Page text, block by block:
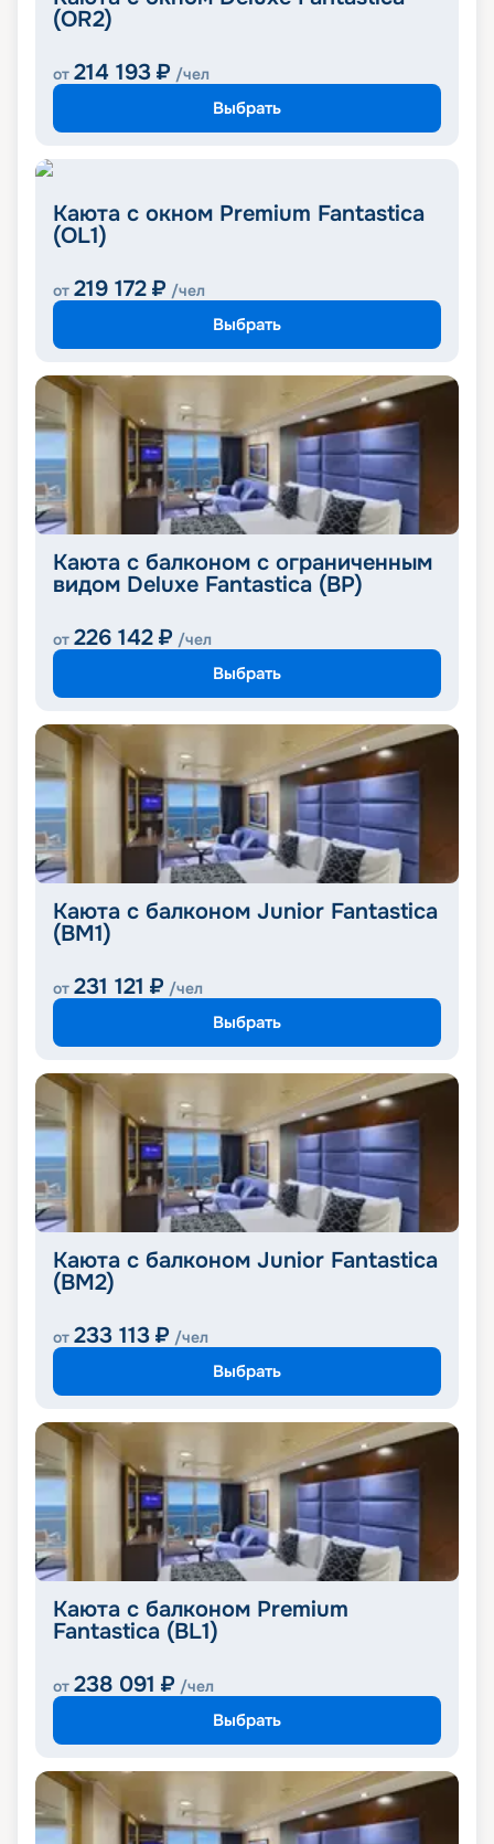
(OR2)
от 214 193 ₽ /чел
Выбрать
Каюта с окном Premium Fantastica
(OL1)
от 219 172 ₽ /чел
Выбрать
Каюта с балконом с ограниченным
видом Deluxe Fantastica (BP)
от 226 142 ₽ /чел
Выбрать
Каюта с балконом Junior Fantastica
(BM1)
от 231 121 ₽ /чел
Выбрать
Каюта с балконом Junior Fantastica
(BM2)
от 233 113 ₽ /чел
Выбрать
Каюта с балконом Premium
Fantastica (BL1)
от 238 091 ₽ /чел
Выбрать